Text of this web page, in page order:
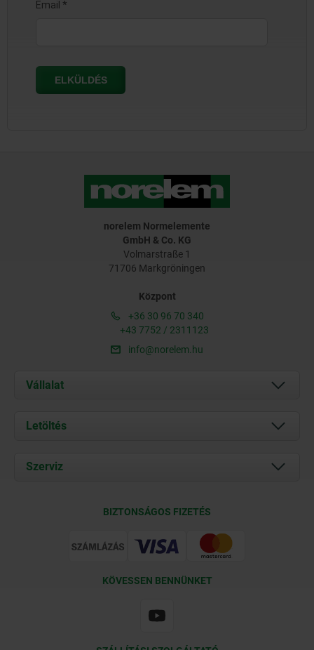
norelem Normelemente
GmbH & Co. KG
Volmarstraße 1
71706 Markgröningen
Központ
+36 30 96 70 340
+43 7752 / 2311123
info@norelem.hu
Vállalat
Rólunk
Kapcsolat
Letöltés
Documents
Szerviz
BIZTONSÁGOS FIZETÉS
KÖVESSEN BENNÜNKET